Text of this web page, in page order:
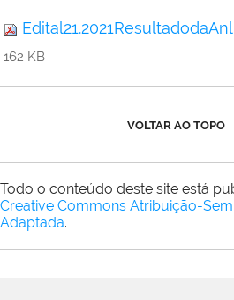
162 KB
VOLTAR AO TOPO
Todo o conteúdo deste site está
Creative Commons Atribuição-
Adaptada.